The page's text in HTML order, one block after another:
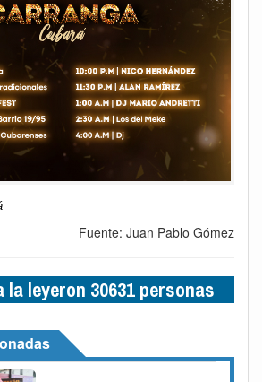
Fuente: Juan Pablo Gómez
leyeron 30631 personas